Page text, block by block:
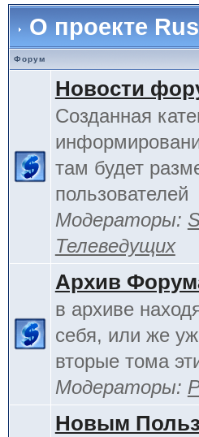
О проекте
Форум
Новости
Созданная
там будет
пользователей
Модераторы:
Телеведущих
Архив
в архиве
себя, или же
вторые тома
Модераторы:
Новым